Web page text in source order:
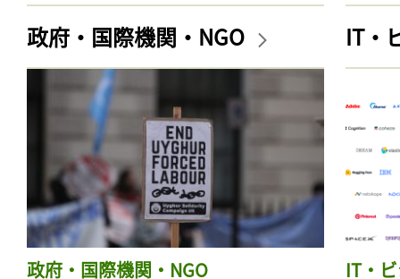
政府・国際機関・NGO
政府・国際機関・NGO
IT・
IT・